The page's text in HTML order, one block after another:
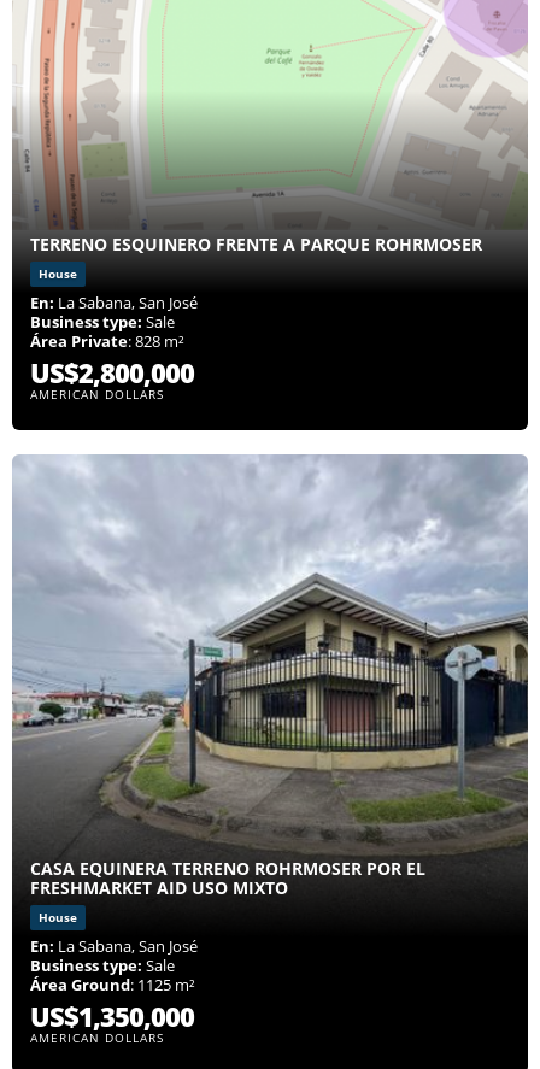
TERRENO ESQUINERO FRENTE A PARQUE ROHRMOSER
House
En: La Sabana, San José
Business type: Sale
Área Private: 828 m²
US$2,800,000
AMERICAN DOLLARS
CASA EQUINERA TERRENO ROHRMOSER POR EL
FRESHMARKET AID USO MIXTO
House
En: La Sabana, San José
Business type: Sale
Área Ground: 1125 m²
US$1,350,000
AMERICAN DOLLARS